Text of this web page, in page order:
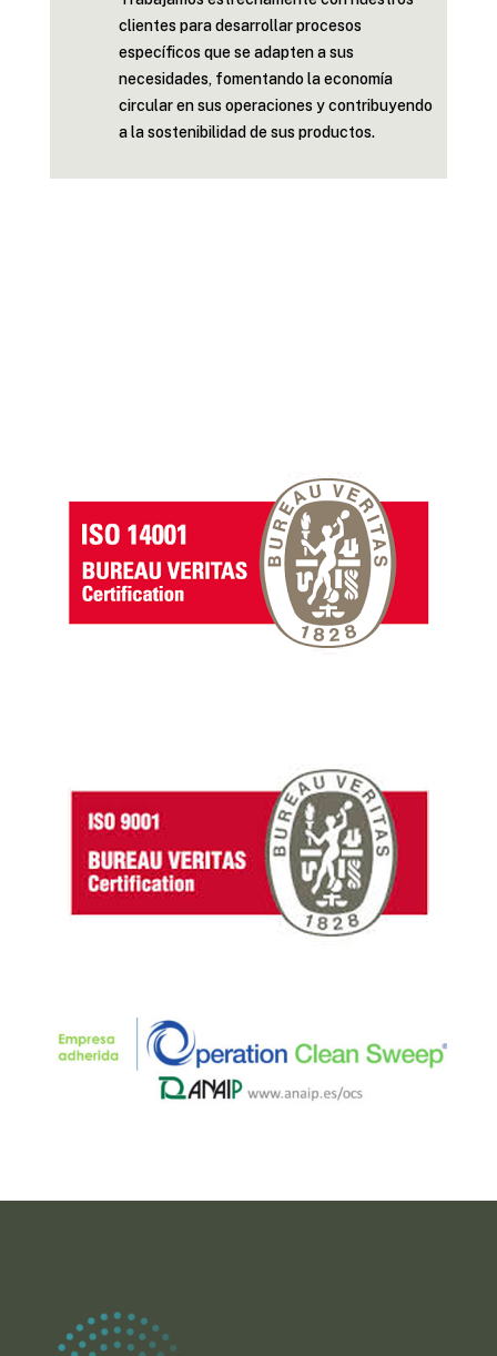
clientes para desarrollar procesos
específicos que se adapten a sus
necesidades, fomentando la economía
circular en sus operaciones y contribuyendo
a la sostenibilidad de sus productos.